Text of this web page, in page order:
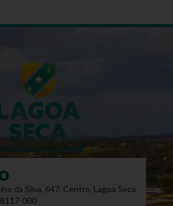
da Silva, 647, Centro, Lagoa Seca
000